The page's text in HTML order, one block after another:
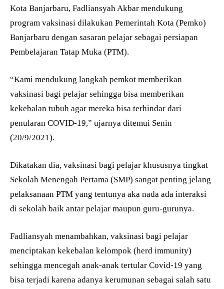
Kota Banjarbaru, Fadliansyah Akbar mendukung
program vaksinasi dilakukan Pemerintah Kota (Pemko)
Banjarbaru dengan sasaran pelajar sebagai persiapan
Pembelajaran Tatap Muka (PTM).
“Kami mendukung langkah pemkot memberikan
vaksinasi bagi pelajar sehingga bisa memberikan
kekebalan tubuh agar mereka bisa terhindar dari
penularan COVID-19,” ujarnya ditemui Senin
(20/9/2021).
Dikatakan dia, vaksinasi bagi pelajar khususnya tingkat
Sekolah Menengah Pertama (SMP) sangat penting jelang
pelaksanaan PTM yang tentunya aka nada ada interaksi
di sekolah baik antar pelajar maupun guru-gurunya.
Fadliansyah menambahkan, vaksinasi bagi pelajar
menciptakan kekebalan kelompok (herd immunity)
sehingga mencegah anak-anak tertular Covid-19 yang
bisa terjadi karena adanya kerumunan sebagai salah satu